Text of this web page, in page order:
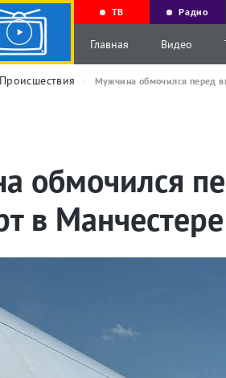
ТВ Радио
Главная Видео
Происшествия Мужчина обмочился перед
обмочился
в Манчестере